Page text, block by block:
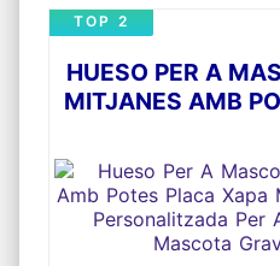
amb el simple gest
mòbil el QR o
Sistema de
de placa rebràs
coordenades GPS i
número censal de
cartilla de
contacte directe del
Airtag
HUESO PER A
MITJANES AMB
PERSONALITZADA
GOS GAT
TOP 2